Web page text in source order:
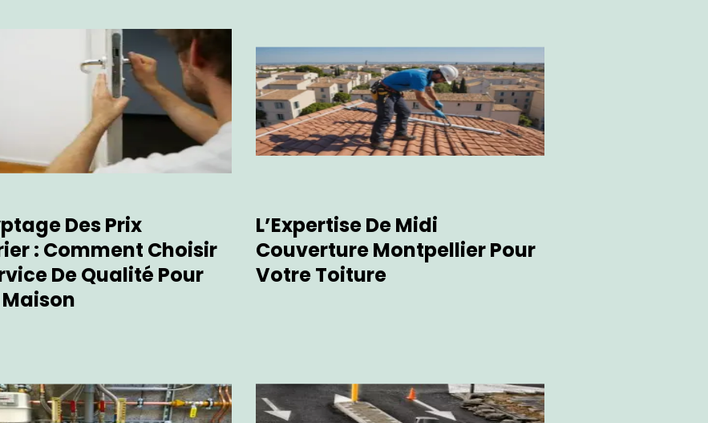
Des Prix
: Comment Choisir
De Qualité Pour
L’Expertise De Midi
Couverture Montpellier Pour
Votre Toiture